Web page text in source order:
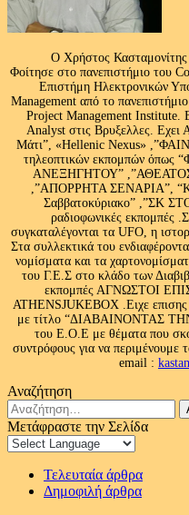
Ο Χρήστος Κασταμονίτης
Φοίτησε στο πανεπιστήμιο του
Επιστήμη Ηλεκτρονικών
Management από το
Project Management Institute.
Analyst στις Βρυξελλες. Εχει
Μάτι”, «Hellenic Nexus»
τηλεοπτικών εκπομπών
ΑΝΕΞΗΓΗΤΟΥ”
,”ΑΠΟΡΡΗΤΑ ΣΕΝΑΡΙΑ”,
Σαββατοκύριακο” ,”ΣΚ
ραδιοφωνικές εκπομπές
συγκαταλέγονται τα UFO, η
Στα συλλεκτικά του
νομίσματα και τα
του Γ.Ε.Σ στο κλάδο των
εκπομπές ΑΓΝΩΣΤΟΙ
ATHENSJUKEBOX .Ειχε επισης
με τίτλο “ΔΙΑΒΑΙΝΟΝΤΑΣ
του Ε.Ο.Ε με θέματα που
συντρόφους για να
email :
Αναζήτηση
Αναζήτηση
για:
Μετάφραστε την Σελίδα
Τελευταία άρθρα
Δημοφιλή άρθρα